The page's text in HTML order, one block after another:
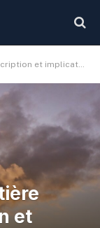
et implications !
et